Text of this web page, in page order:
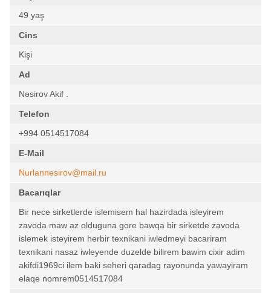
49 yaş
Cins
Kişi
Ad
Nəsirov Akif .
Telefon
+994 0514517084
E-Mail
Nurlannesirov@mail.ru
Bacarıqlar
Bir nece sirketlerde islemisem hal hazirdada isleyirem
zavoda maw az olduguna gore bawqa bir sirketde zavoda
islemek isteyirem herbir texnikani iwledmeyi bacariram
texnikani nasaz iwleyende duzelde bilirem bawim cixir adim
akifdi1969ci ilem baki seheri qaradag rayonunda yawayiram
elaqe nomrem0514517084